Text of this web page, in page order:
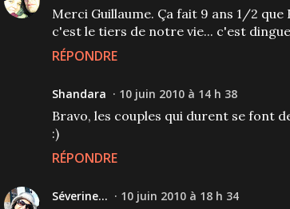
Merci Guillaume. Ça fait 9 ans 1/2
c'est le tiers de notre vie... c'est
RÉPONDRE
Shandara 10 juin 2010 à 14 h 38
Bravo, les couples qui durent se font
:)
RÉPONDRE
Séverine... 10 juin 2010 à 18 h 34